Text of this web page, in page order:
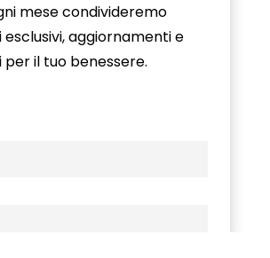
mese condivideremo
aggiornamenti e
per il tuo benessere.